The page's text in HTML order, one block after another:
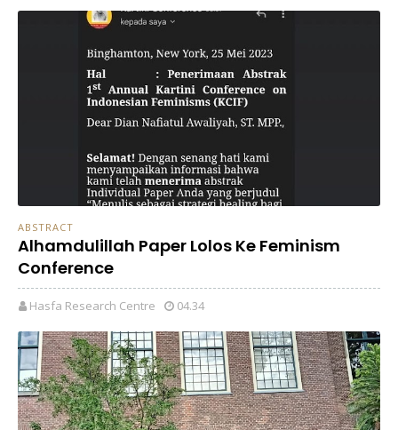
ABSTRACT
Alhamdulillah Paper Lolos Ke Feminism
Conference
Hasfa Research Centre 04.34